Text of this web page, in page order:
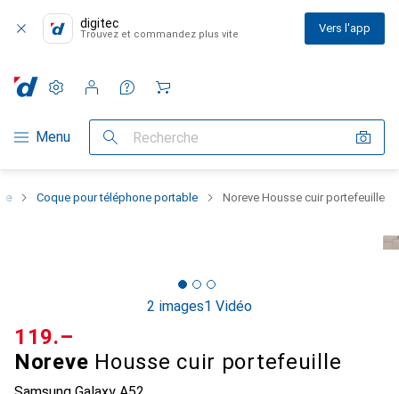
digitec
Trouvez et commandez plus vite Vers l'app
Navigation par catégorie
Menu Recherche
Paramètres
Compte client
Listes de comparaison
Listes d'envies
Panier
Coque pour téléphone portable Noreve Housse cuir portefeuille
2 images1 Vidéo
Noreve Housse cuir portefeuille
CHF
119.–